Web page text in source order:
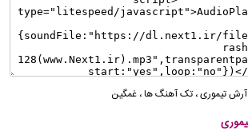
آرش تیموری، تک آهنگ ها، غمگین